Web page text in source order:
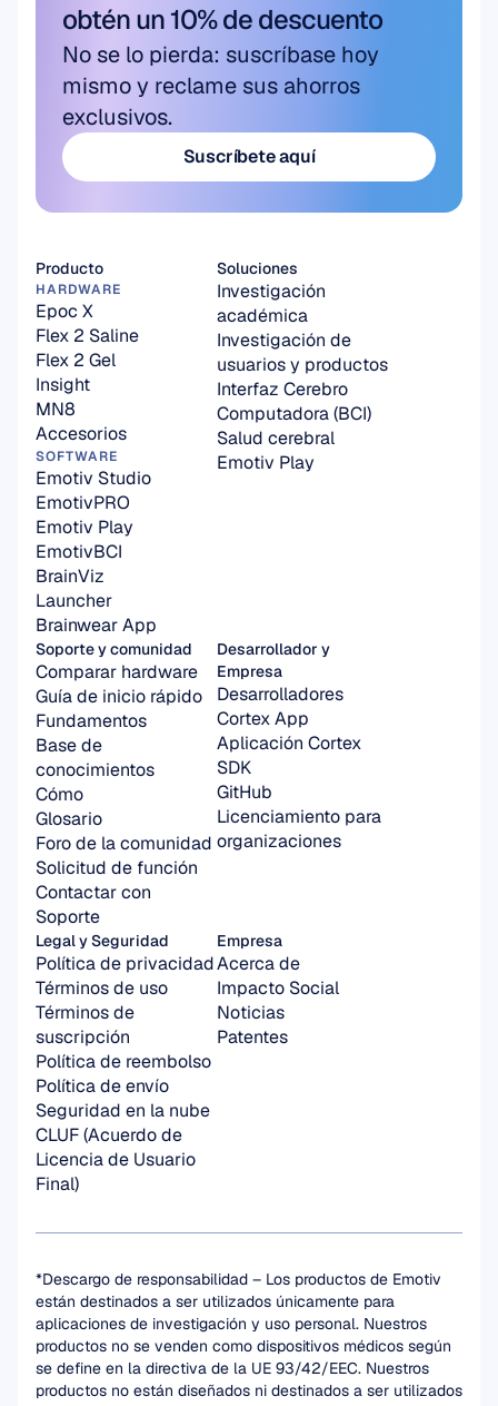
obtén un 10% de descuento
No se lo pierda: suscríbase hoy
mismo y reclame sus ahorros
exclusivos.
Suscríbete aquí
Soluciones
Investigación
académica
Investigación de
usuarios y productos
Interfaz Cerebro
Computadora (BCI)
Salud cerebral
Emotiv Play
Producto
HARDWARE
Epoc X
Flex 2 Saline
Flex 2 Gel
Insight
MN8
Accesorios
SOFTWARE
Emotiv Studio
EmotivPRO
Emotiv Play
EmotivBCI
BrainViz
Launcher
Brainwear App
Soporte y comunidad
Comparar hardware
Guía de inicio rápido
Fundamentos
Base de
conocimientos
Cómo
Glosario
Foro de la comunidad
Solicitud de función
Contactar con
Soporte
Desarrollador y
Empresa
Desarrolladores
Cortex App
Aplicación Cortex
SDK
GitHub
Licenciamiento para
organizaciones
Empresa
Acerca de
Impacto Social
Noticias
Patentes
Legal y Seguridad
Política de privacidad
Términos de uso
Términos de
suscripción
Política de reembolso
Política de envío
Seguridad en la nube
CLUF (Acuerdo de
Licencia de Usuario
Final)
*Descargo de responsabilidad – Los productos de Emotiv
están destinados a ser utilizados únicamente para
aplicaciones de investigación y uso personal. Nuestros
productos no se venden como dispositivos médicos según
se define en la directiva de la UE 93/42/EEC. Nuestros
productos no están diseñados ni destinados a ser utilizados